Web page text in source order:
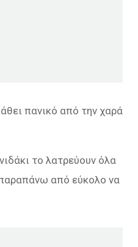
πανικό από την χαρά
το λατρεύουν όλα
παραπάνω από εύκολο να